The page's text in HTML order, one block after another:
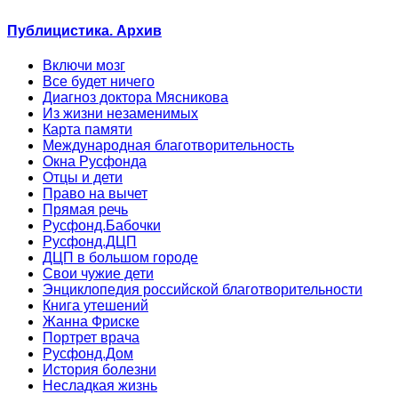
Публицистика. Архив
Включи мозг
Все будет ничего
Диагноз доктора Мясникова
Из жизни незаменимых
Карта памяти
Международная благотворительность
Окна Русфонда
Отцы и дети
Право на вычет
Прямая речь
Русфонд.Бабочки
Русфонд.ДЦП
ДЦП в большом городе
Свои чужие дети
Энциклопедия российской благотворительности
Книга утешений
Жанна Фриске
Портрет врача
Русфонд.Дом
История болезни
Несладкая жизнь